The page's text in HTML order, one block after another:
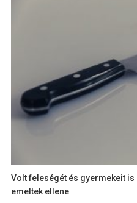
Volt feleségét és gyermekeit
emeltek ellene